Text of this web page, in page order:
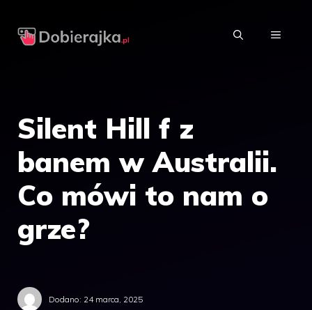
MENU
Silent Hill f z
banem w Australii.
Co mówi to nam o
grze?
Dodano: 24 marca, 2025